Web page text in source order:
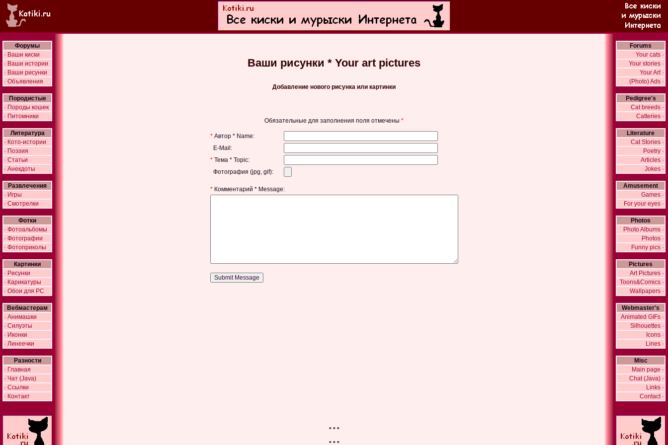
Форумы
· Ваши киски
· Ваши истории
· Ваши рисунки
· Объявления
Породистые
· Породы кошек
· Питомники
Литература
· Кото-истории
· Поэзия
· Статьи
· Анекдоты
Развлечения
· Игры
· Смотрелки
Фотки
· Фотоальбомы
· Фотографии
· Фотоприколы
Картинки
· Рисунки
· Карикатуры
· Обои для PC
Вебмастерам
· Анимашки
· Силуэты
· Иконки
· Линеечки
Разности
· Главная
· Чат (Java)
· Ссылки
· Контакт
Ваши рисунки * Your art pictures
Добавление нового рисунка или картинки
Обязательные для заполнения поля отмечены *
* Автор * Name:
E-Mail:
* Тема * Topic:
Фотография (jpg, gif):
* Комментарий * Message:
Forums
Your cats ·
Your stories ·
Your Art ·
(Photo) Ads ·
Pedigree's
Cat breeds ·
Catteries ·
Literature
Cat Stories ·
Poetry ·
Articles ·
Jokes ·
Amusement
Games ·
For your eyes ·
Photos
Photo Albums ·
Photos ·
Funny pics ·
Pictures
Art Pictures ·
Toons&Comics ·
Wallpapers ·
Webmaster's
Animated GIFs ·
Silhouettes ·
Icons ·
Lines ·
Misc
Main page ·
Chat (Java) ·
Links ·
Contact ·
* * *
* * *